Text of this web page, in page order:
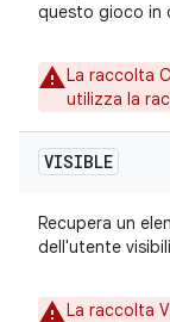
questo gioco in
La raccolta
utilizza la
VISIBLE
Recupera un
dell'utente
La raccolta